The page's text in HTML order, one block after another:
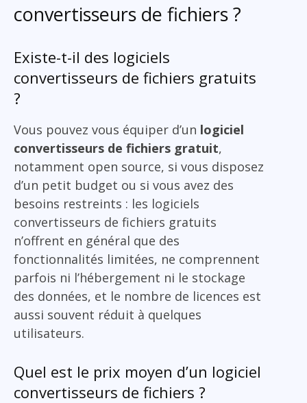
convertisseurs de fichiers ?
Existe-t-il des logiciels
convertisseurs de fichiers gratuits
?
Vous pouvez vous équiper d’un logiciel
convertisseurs de fichiers gratuit,
notamment open source, si vous disposez
d’un petit budget ou si vous avez des
besoins restreints : les logiciels
convertisseurs de fichiers gratuits
n’offrent en général que des
fonctionnalités limitées, ne comprennent
parfois ni l’hébergement ni le stockage
des données, et le nombre de licences est
aussi souvent réduit à quelques
utilisateurs.
Quel est le prix moyen d’un logiciel
convertisseurs de fichiers ?